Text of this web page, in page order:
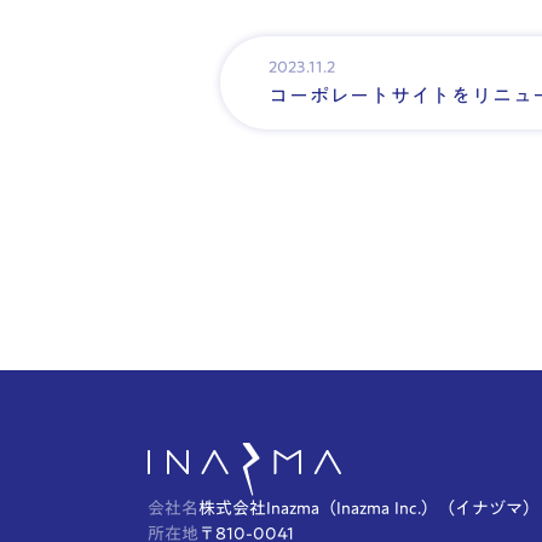
2023.11.2
コーポレートサイトをリニュ
会社名株式会社Inazma（Inazma Inc.）（イナヅマ）
所在地〒810-0041